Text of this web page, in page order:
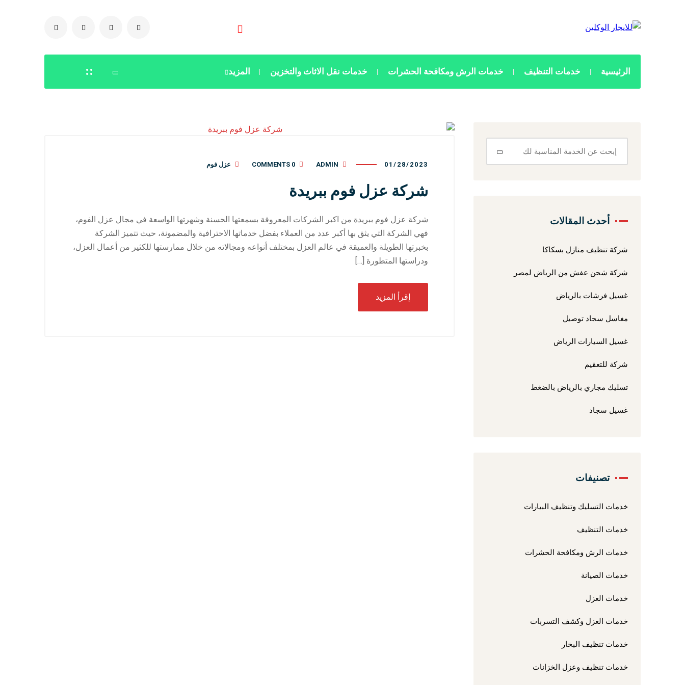
الرئيسية خدمات التنظيف خدمات الرش ومكافحة الحشرات خدمات نقل الاثاث والتخزين المزيد
01/28/2023
ADMIN
0 COMMENTS عزل فوم
شركة عزل فوم ببريدة
شركة عزل فوم ببريدة من اكبر الشركات المعروفة بسمعتها الحسنة وشهرتها الواسعة في مجال عزل الفوم،
فهي الشركة التي يثق بها أكبر عدد من العملاء بفضل خدماتها الاحترافية والمضمونة، حيث تتميز الشركة
بخبرتها الطويلة والعميقة في عالم العزل بمختلف أنواعه ومجالاته من خلال ممارستها للكثير من أعمال العزل،
ودراستها المتطورة […]
إقرأ المزيد
أحدث المقالات
شركة تنظيف منازل بسكاكا
شركة شحن عفش من الرياض لمصر
غسيل فرشات بالرياض
مغاسل سجاد توصيل
غسيل السيارات الرياض
شركة للتعقيم
تسليك مجاري بالرياض بالضغط
غسيل سجاد
تصنيفات
خدمات التسليك وتنظيف البيارات
خدمات التنظيف
خدمات الرش ومكافحة الحشرات
خدمات الصيانة
خدمات العزل
خدمات العزل وكشف التسربات
خدمات تنظيف البخار
خدمات تنظيف وعزل الخزانات